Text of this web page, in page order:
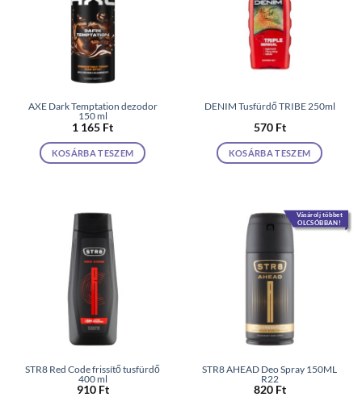
AXE Dark Temptation dezodor
150 ml
1 165 Ft
KOSÁRBA TESZEM
DENIM Tusfürdő TRIBE 250ml
570 Ft
KOSÁRBA TESZEM
STR8 Red Code frissítő tusfürdő
400 ml
910 Ft
Vásárolj többet
OLCSÓBBAN!
STR8 AHEAD Deo Spray 150ML
R22
820 Ft